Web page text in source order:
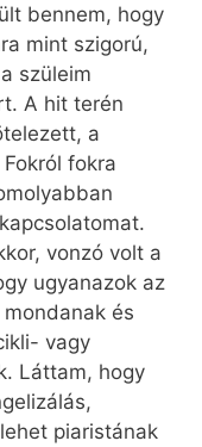
bennem, hogy
mint szigorú,
szüleim
A hit terén
a
fokra
vonzó volt a
ugyanazok az
és
vagy
Láttam, hogy
piaristának